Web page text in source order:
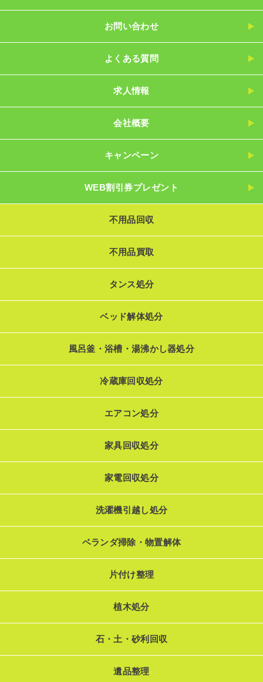
お問い合わせ
よくある質問
求人情報
会社概要
キャンペーン
WEB割引券プレゼント
不用品回収
不用品買取
タンス処分
ベッド解体処分
風呂釜・浴槽・湯沸かし器処分
冷蔵庫回収処分
エアコン処分
家具回収処分
家電回収処分
洗濯機引越し処分
ベランダ掃除・物置解体
片付け整理
植木処分
石・土・砂利回収
遺品整理